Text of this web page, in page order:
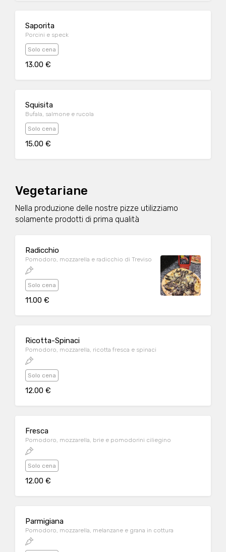
Saporita
Porcini e speck
Solo cena
13.00 €
Squisita
Bufala, salmone e rucola
Solo cena
15.00 €
Vegetariane
Nella produzione delle nostre pizze utilizziamo
solamente prodotti di prima qualità
Radicchio
Pomodoro, mozzarella e radicchio di Treviso
Solo cena
11.00 €
Ricotta-Spinaci
Pomodoro, mozzarella, ricotta fresca e spinaci
Solo cena
12.00 €
Fresca
Pomodoro, mozzarella, brie e pomodorini ciliegino
Solo cena
12.00 €
Parmigiana
Pomodoro, mozzarella, melanzane e grana in cottura